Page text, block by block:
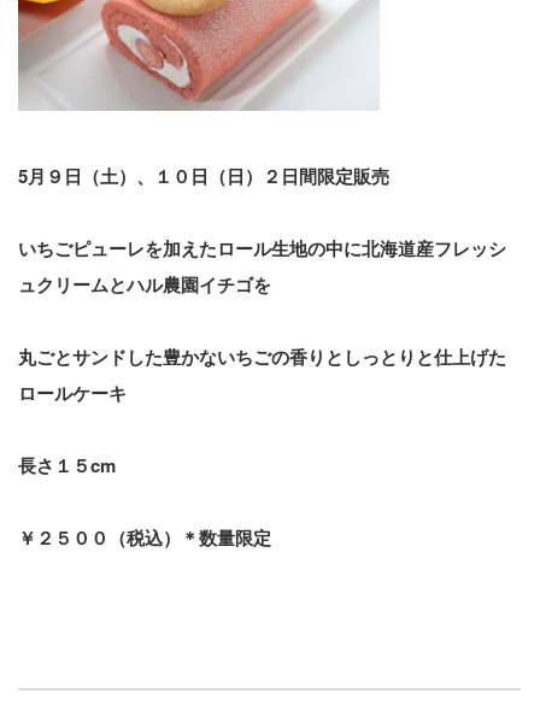
5月９日（土）、１０日（日）２日間限定販売
いちごピューレを加えたロール生地の中に北海道産フレッシ
ュクリームとハル農園イチゴを
丸ごとサンドした豊かないちごの香りとしっとりと仕上げた
ロールケーキ
長さ１５cm
￥２５００（税込）＊数量限定